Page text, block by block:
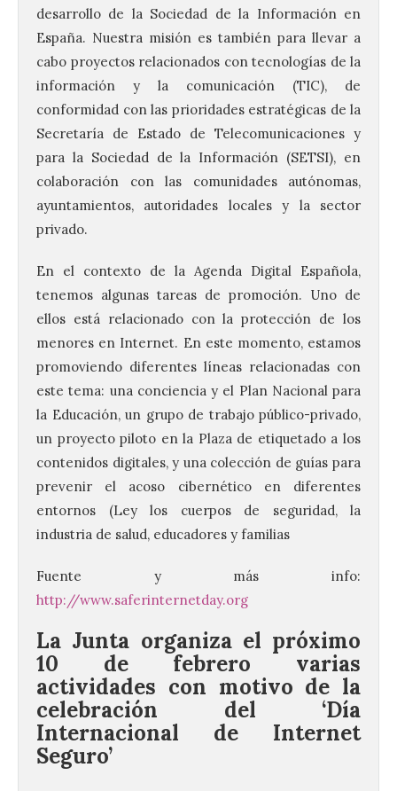
desarrollo de la Sociedad de la Información en
España. Nuestra misión es también para llevar a
cabo proyectos relacionados con tecnologías de la
información y la comunicación (TIC), de
conformidad con las prioridades estratégicas de la
Secretaría de Estado de Telecomunicaciones y
para la Sociedad de la Información (SETSI), en
colaboración con las comunidades autónomas,
ayuntamientos, autoridades locales y la sector
privado.
En el contexto de la Agenda Digital Española,
tenemos algunas tareas de promoción. Uno de
ellos está relacionado con la protección de los
menores en Internet. En este momento, estamos
promoviendo diferentes líneas relacionadas con
este tema: una conciencia y el Plan Nacional para
la Educación, un grupo de trabajo público-privado,
un proyecto piloto en la Plaza de etiquetado a los
contenidos digitales, y una colección de guías para
prevenir el acoso cibernético en diferentes
entornos (Ley los cuerpos de seguridad, la
industria de salud, educadores y familias
Fuente y más info:
http://www.saferinternetday.org
La Junta organiza el próximo
10 de febrero varias
actividades con motivo de la
celebración del ‘Día
Internacional de Internet
Seguro’